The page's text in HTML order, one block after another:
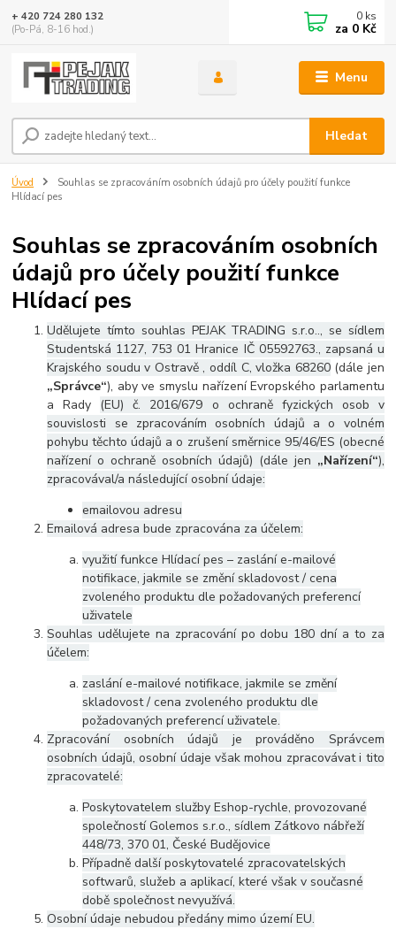
Menu
Hledat
+ 420 724 280 132
(Po-Pá, 8-16 hod.)
0 ks
za 0 Kč
Úvod
Souhlas se zpracováním osobních údajů pro účely použití funkce
Hlídací pes
Souhlas se zpracováním osobních
údajů pro účely použití funkce
Hlídací pes
Udělujete tímto souhlas PEJAK TRADING s.r.o.., se sídlem
Studentská 1127, 753 01 Hranice IČ 05592763., zapsaná u
Krajského soudu v Ostravě , oddíl C, vložka 68260(dále jen
„Správce“), aby ve smyslu nařízení Evropského parlamentu
a Rady (EU) č. 2016/679 o ochraně fyzických osob v
souvislosti se zpracováním osobních údajů a o volném
pohybu těchto údajů a o zrušení směrnice 95/46/ES (obecné
nařízení o ochraně osobních údajů) (dále jen „Nařízení“),
zpracovával/a následující osobní údaje:
emailovou adresu
Emailová adresa bude zpracována za účelem:
využití funkce Hlídací pes – zaslání e-mailové
notifikace, jakmile se změní skladovost / cena
zvoleného produktu dle požadovaných preferencí
uživatele
Souhlas udělujete na zpracování po dobu 180 dní a to za
účelem:
zaslání e-mailové notifikace, jakmile se změní
skladovost / cena zvoleného produktu dle
požadovaných preferencí uživatele.
Zpracování osobních údajů je prováděno Správcem
osobních údajů, osobní údaje však mohou zpracovávat i tito
zpracovatelé:
Poskytovatelem služby Eshop-rychle, provozované
společností Golemos s.r.o., sídlem Zátkovo nábřeží
448/73, 370 01, České Budějovice
Případně další poskytovatelé zpracovatelských
softwarů, služeb a aplikací, které však v současné
době společnost nevyužívá.
Osobní údaje nebudou předány mimo území EU.